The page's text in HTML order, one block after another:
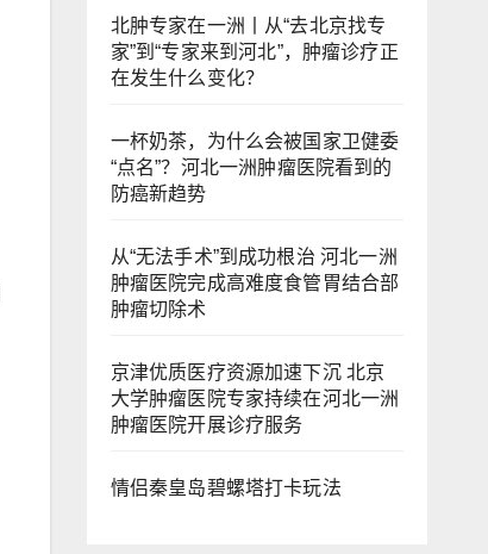
北肿专家在一洲丨从“去北京找专
家”到“专家来到河北”，肿瘤诊疗正
在发生什么变化？
一杯奶茶，为什么会被国家卫健委
“点名”？河北一洲肿瘤医院看到的
防癌新趋势
从“无法手术”到成功根治 河北一洲
肿瘤医院完成高难度食管胃结合部
肿瘤切除术
京津优质医疗资源加速下沉 北京
大学肿瘤医院专家持续在河北一洲
肿瘤医院开展诊疗服务
情侣秦皇岛碧螺塔打卡玩法